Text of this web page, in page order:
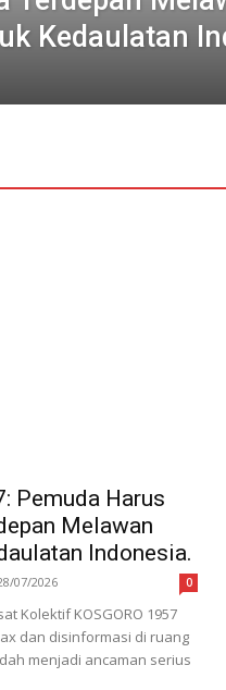
Kedaulatan
Pemuda Harus
Melawan
Indonesia.
07/2026 0
Kolektif KOSGORO 1957
dan disinformasi di ruang
menjadi ancaman serius